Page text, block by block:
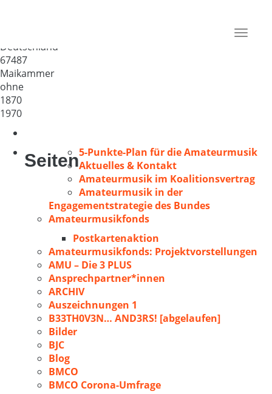
Toggle
Deutschland
67487
Maikammer
ohne
1870
1970
Seiten5-Punkte-Plan für die Amateurmusik
Aktuelles & Kontakt
Amateurmusik im Koalitionsvertrag
Amateurmusik in der
Engagementstrategie des Bundes
Amateurmusikfonds
Postkartenaktion
Amateurmusikfonds: Projektvorstellungen
AMU – Die 3 PLUS
Ansprechpartner*innen
ARCHIV
Auszeichnungen 1
B33TH0V3N… AND3RS! [abgelaufen]
Bilder
BJC
Blog
BMCO
BMCO Corona-Umfrage